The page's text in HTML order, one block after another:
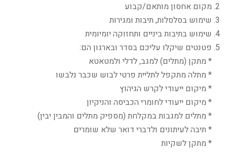
מקום אחסון מותאם/קבוע
שימוש בסלסלות, תיבות ומגירות
שימוש בתיבות ביניים ותחזוקה יומיומית
פטנטים שיקלו עליכם בסדר ובארגון הם:
* מתקן (מתלים) למגב, לדלי ולמטאטא
* מתלה מתקפל לתליית פרטי לבוש שכבר נלבשו
* מיקום ייעודי לקרש הגיהוץ
* מיקום ייעודי לחומרי הכביסה והניקיון
* מתלים למגבות במקלחת (מספיק מתלים והמבין יבין)
* תיבה לעיתונים ולדברי דואר שלא שומרים
* מתקן לשקיות